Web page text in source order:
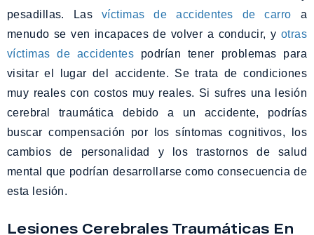
pesadillas. Lasvíctimas de accidentes de carro a
menudo se ven incapaces de volver a conducir, y otras
víctimas de accidentes podrían tener problemas para
visitar el lugar del accidente. Se trata de condiciones
muy reales con costos muy reales. Si sufres una lesión
cerebral traumática debido a un accidente, podrías
buscar compensación por los síntomas cognitivos, los
cambios de personalidad y los trastornos de salud
mental que podrían desarrollarse como consecuencia de
esta lesión.
Lesiones Cerebrales Traumáticas En